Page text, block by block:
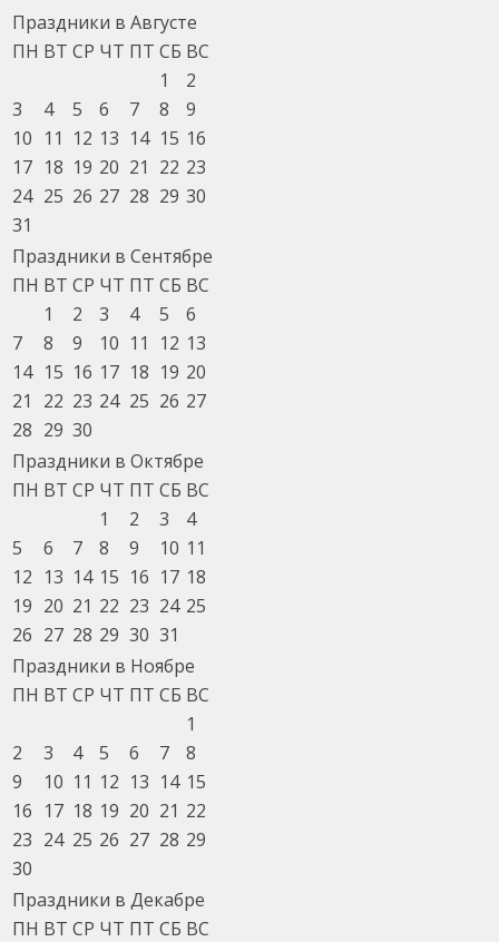
Праздники в Августе
ПН ВТ СР ЧТ ПТ СБ ВС
1
2
3
4 5 6 7 8
9
10 11 12 13 14 15 16
17 18 19 20 21 22 23
24 25 26 27 28 29 30
31
Праздники в Сентябре
ПН ВТ СР ЧТ ПТ СБ ВС
1
2 3 4 5
6
7
8 9 10 11 12 13
14 15 16 17 18 19 20
21
22 23 24 25 26 27
28 29 30
Праздники в Октябре
ПН ВТ СР ЧТ ПТ СБ ВС
1
2 3
4
5
6 7 8 9 10 11
12 13 14 15 16 17 18
19 20 21 22 23 24 25
26 27 28 29 30 31
Праздники в Ноябре
ПН ВТ СР ЧТ ПТ СБ ВС
1
2
3 4 5 6 7
8
9
10 11 12 13 14 15
16 17 18 19 20 21 22
23 24 25 26 27 28 29
30
Праздники в Декабре
ПН ВТ СР ЧТ ПТ СБ ВС